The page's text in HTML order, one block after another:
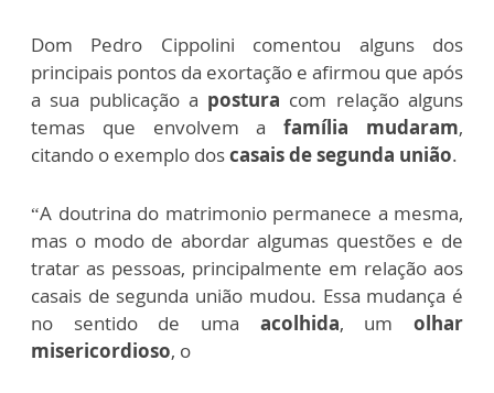
Dom Pedro Cippolini comentou alguns dos
principais pontos da exortação e afirmou que após
a sua publicação a postura com relação alguns
temas que envolvem afamília mudaram,
citando o exemplo doscasais de segunda união.
“A doutrina do matrimonio permanece a mesma,
mas o modo de abordar algumas questões e de
tratar as pessoas, principalmente em relação aos
casais de segunda união mudou. Essa mudança é
no sentido de uma acolhida, umolhar
misericordioso, o